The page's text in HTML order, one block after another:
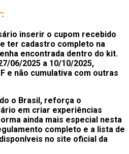
inserir o cupom recebido
ter cadastro completo na
encontrada dentro do kit.
06/2025 a 10/10/2025,
e não cumulativa com outras
o Brasil, reforça o
em criar experiências
ainda mais especial nesta
completo e a lista de
no site oficial da